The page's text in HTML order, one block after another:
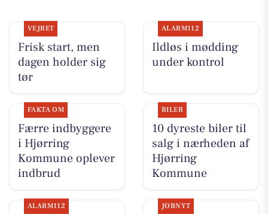
VEJRET
Frisk start, men
dagen holder sig
tør
ALARM112
Ildløs i mødding
under kontrol
FAKTA OM
Færre indbyggere
i Hjørring
Kommune oplever
indbrud
BILER
10 dyreste biler til
salg i nærheden af
Hjørring
Kommune
ALARM112 JOBNYT